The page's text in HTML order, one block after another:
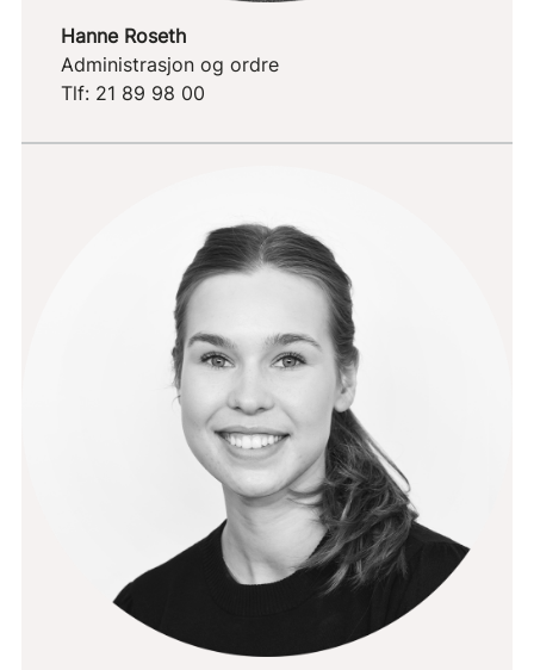
Hanne Roseth
Administrasjon og ordre
Tlf: 21 89 98 00